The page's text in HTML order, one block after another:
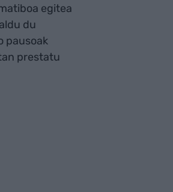
egitea
du
pausoak
prestatu